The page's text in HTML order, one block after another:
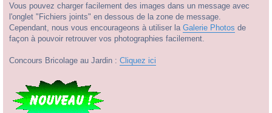
Vous pouvez charger facilement des images dans un message avec
l'onglet "Fichiers joints" en dessous de la zone de message.
Cependant, nous vous encourageons à utiliser la Galerie Photos de
façon à pouvoir retrouver vos photographies facilement.
Concours Bricolage au Jardin : Cliquez ici